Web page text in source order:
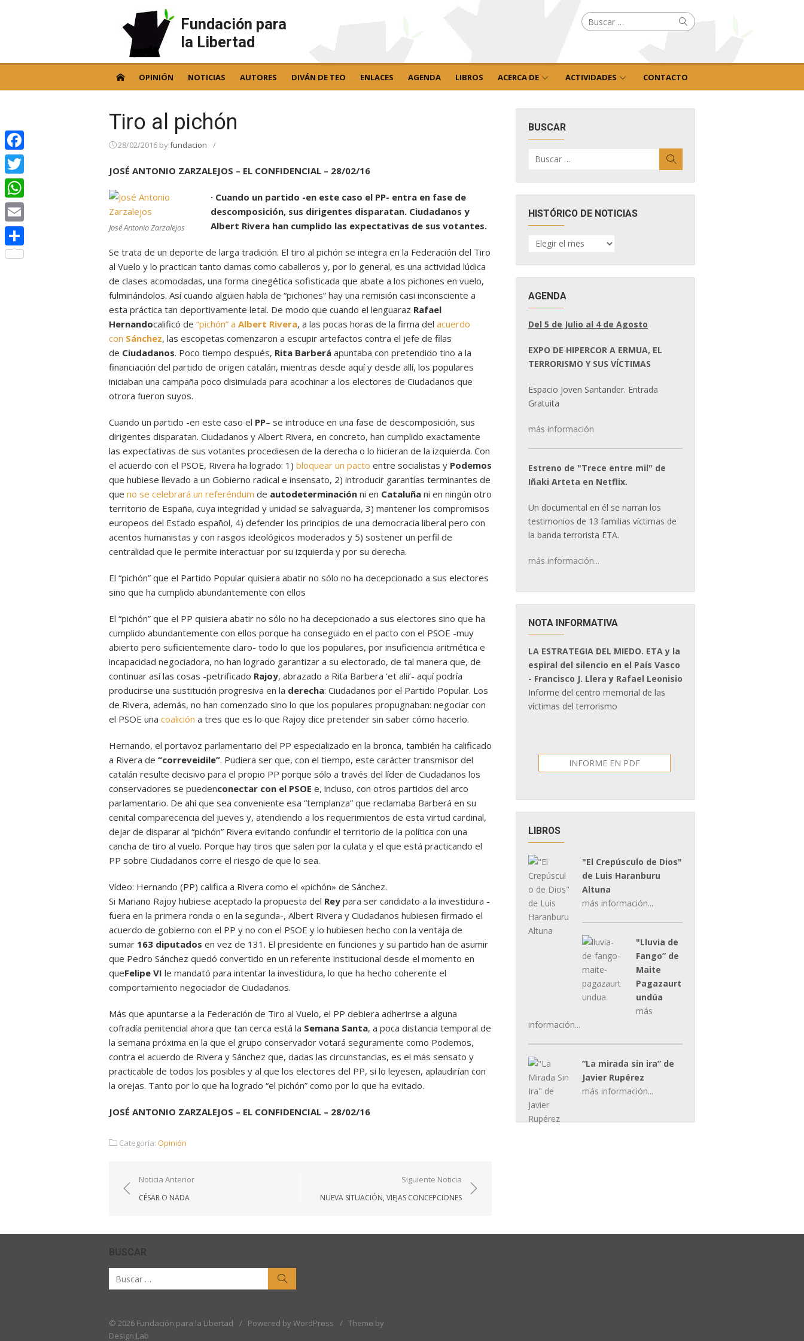
Fundación para
la Libertad
Buscar
por: Buscar
OPINIÓN NOTICIAS AUTORES DIVÁN DE TEO ENLACES AGENDA LIBROS ACERCA DE ACTIVIDADES CONTACTO
Tiro al pichón
28/02/2016 byfundacion /
JOSÉ ANTONIO ZARZALEJOS – EL CONFIDENCIAL – 28/02/16
José Antonio Zarzalejos
· Cuando un partido -en este caso el PP- entra en fase de
descomposición, sus dirigentes disparatan. Ciudadanos y
Albert Rivera han cumplido las expectativas de sus votantes.
Se trata de un deporte de larga tradición. El tiro al pichón se integra en la Federación del Tiro
al Vuelo y lo practican tanto damas como caballeros y, por lo general, es una actividad lúdica
de clases acomodadas, una forma cinegética sofisticada que abate a los pichones en vuelo,
fulminándolos. Así cuando alguien habla de “pichones” hay una remisión casi inconsciente a
esta práctica tan deportivamente letal. De modo que cuando el lenguaraz Rafael
Hernandocalificó de “pichón” a Albert Rivera, a las pocas horas de la firma del acuerdo
con Sánchez, las escopetas comenzaron a escupir artefactos contra el jefe de filas
de Ciudadanos. Poco tiempo después, Rita Barberá apuntaba con pretendido tino a la
financiación del partido de origen catalán, mientras desde aquí y desde allí, los populares
iniciaban una campaña poco disimulada para acochinar a los electores de Ciudadanos que
otrora fueron suyos.
Cuando un partido -en este caso el PP– se introduce en una fase de descomposición, sus
dirigentes disparatan. Ciudadanos y Albert Rivera, en concreto, han cumplido exactamente
las expectativas de sus votantes procediesen de la derecha o lo hicieran de la izquierda. Con
el acuerdo con el PSOE, Rivera ha logrado: 1) bloquear un pacto entre socialistas y Podemos
que hubiese llevado a un Gobierno radical e insensato, 2) introducir garantías terminantes de
que no se celebrará un referéndum de autodeterminación ni en Cataluña ni en ningún otro
territorio de España, cuya integridad y unidad se salvaguarda, 3) mantener los compromisos
europeos del Estado español, 4) defender los principios de una democracia liberal pero con
acentos humanistas y con rasgos ideológicos moderados y 5) sostener un perfil de
centralidad que le permite interactuar por su izquierda y por su derecha.
El “pichón” que el Partido Popular quisiera abatir no sólo no ha decepcionado a sus electores
sino que ha cumplido abundantemente con ellos
El “pichón” que el PP quisiera abatir no sólo no ha decepcionado a sus electores sino que ha
cumplido abundantemente con ellos porque ha conseguido en el pacto con el PSOE -muy
abierto pero suficientemente claro- todo lo que los populares, por insuficiencia aritmética e
incapacidad negociadora, no han logrado garantizar a su electorado, de tal manera que, de
continuar así las cosas -petrificado Rajoy, abrazado a Rita Barbera ‘et alii’- aquí podría
producirse una sustitución progresiva en la derecha: Ciudadanos por el Partido Popular. Los
de Rivera, además, no han comenzado sino lo que los populares propugnaban: negociar con
el PSOE una coalición a tres que es lo que Rajoy dice pretender sin saber cómo hacerlo.
Hernando, el portavoz parlamentario del PP especializado en la bronca, también ha calificado
a Rivera de “correveidile”. Pudiera ser que, con el tiempo, este carácter transmisor del
catalán resulte decisivo para el propio PP porque sólo a través del líder de Ciudadanos los
conservadores se puedenconectar con el PSOE e, incluso, con otros partidos del arco
parlamentario. De ahí que sea conveniente esa “templanza” que reclamaba Barberá en su
cenital comparecencia del jueves y, atendiendo a los requerimientos de esta virtud cardinal,
dejar de disparar al “pichón” Rivera evitando confundir el territorio de la política con una
cancha de tiro al vuelo. Porque hay tiros que salen por la culata y el que está practicando el
PP sobre Ciudadanos corre el riesgo de que lo sea.
Vídeo: Hernando (PP) califica a Rivera como el «pichón» de Sánchez.
Si Mariano Rajoy hubiese aceptado la propuesta del Rey para ser candidato a la investidura -
fuera en la primera ronda o en la segunda-, Albert Rivera y Ciudadanos hubiesen firmado el
acuerdo de gobierno con el PP y no con el PSOE y lo hubiesen hecho con la ventaja de
sumar 163 diputados en vez de 131. El presidente en funciones y su partido han de asumir
que Pedro Sánchez quedó convertido en un referente institucional desde el momento en
queFelipe VI le mandató para intentar la investidura, lo que ha hecho coherente el
comportamiento negociador de Ciudadanos.
Más que apuntarse a la Federación de Tiro al Vuelo, el PP debiera adherirse a alguna
cofradía penitencial ahora que tan cerca está la Semana Santa, a poca distancia temporal de
la semana próxima en la que el grupo conservador votará seguramente como Podemos,
contra el acuerdo de Rivera y Sánchez que, dadas las circunstancias, es el más sensato y
practicable de todos los posibles y al que los electores del PP, si lo leyesen, aplaudirían con
la orejas. Tanto por lo que ha logrado “el pichón” como por lo que ha evitado.
JOSÉ ANTONIO ZARZALEJOS – EL CONFIDENCIAL – 28/02/16
Categoría: Opinión
Navegación
de
Noticia Anterior
CÉSAR O NADA
Siguiente Noticia
NUEVA SITUACIÓN, VIEJAS CONCEPCIONES
BUSCAR
por:
HISTÓRICO DE NOTICIAS
HISTÓRICO
DE
AGENDA
Del 5 de Julio al 4 de Agosto
EXPO DE HIPERCOR A ERMUA, EL
TERRORISMO Y SUS VÍCTIMAS
Espacio Joven Santander. Entrada
Gratuita
más información
Estreno de "Trece entre mil" de
Iñaki Arteta en Netflix.
Un documental en él se narran los
testimonios de 13 familias víctimas de
la banda terrorista ETA.
más información...
NOTA INFORMATIVA
LA ESTRATEGIA DEL MIEDO. ETA y la
espiral del silencio en el País Vasco
- Francisco J. Llera y Rafael Leonisio
Informe del centro memorial de las
víctimas del terrorismo
INFORME EN PDF
LIBROS
"El Crepúsculo de Dios"
de Luis Haranburu
Altuna
más información...
"Lluvia de
Fango” de
Maite
Pagazaurt
undúa
más
información...
“La mirada sin ira” de
Javier Rupérez
más información...
BUSCAR
Buscar
por:
© 2026 Fundación para la Libertad / Powered by WordPress / Theme by
Design Lab
Facebook
Twitter
WhatsApp
Email
Compartir